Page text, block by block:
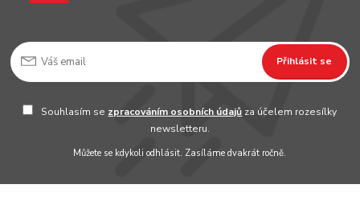
Přihlásit se
Souhlasím se zpracováním osobních údajů za účelem rozesílky
newsletteru.
Můžete se kdykoli odhlásit. Zasíláme dvakrát ročně.